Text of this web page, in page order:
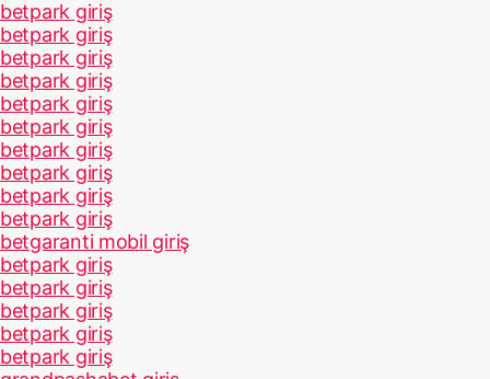
betpark giriş
betpark giriş
betpark giriş
betpark giriş
betpark giriş
betpark giriş
betpark giriş
betpark giriş
betpark giriş
betpark giriş
betgaranti mobil giriş
betpark giriş
betpark giriş
betpark giriş
betpark giriş
betpark giriş